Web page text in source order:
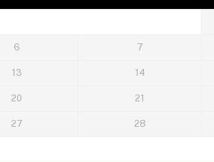
6 7
13 14
20 21
27 28